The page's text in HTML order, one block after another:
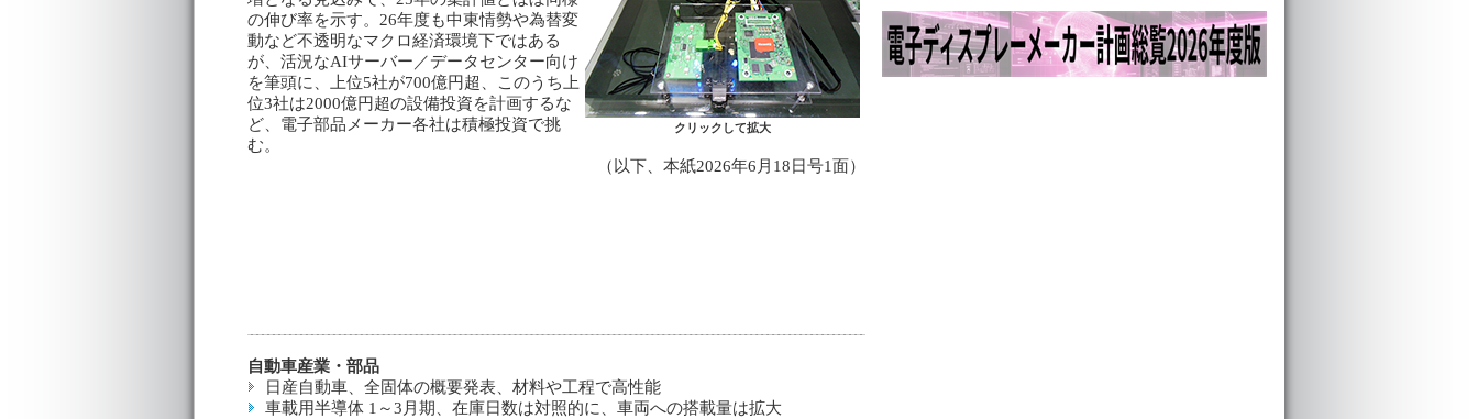
クリックして拡大
の伸び率を示す。26年度も中東情勢や為替変
動など不透明なマクロ経済環境下ではある
が、活況なAIサーバー／データセンター向け
を筆頭に、上位5社が700億円超、このうち上
位3社は2000億円超の設備投資を計画するな
ど、電子部品メーカー各社は積極投資で挑
む。
（以下、本紙2026年6月18日号1面）
自動車産業・部品
日産自動車、全固体の概要発表、材料や工程で高性能
車載用半導体 1～3月期、在庫日数は対照的に、車両への搭載量は拡大